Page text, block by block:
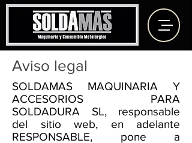
Aviso legal
SOLDAMAS MAQUINARIA Y
ACCESORIOS PARA
SOLDADURA SL, responsable
del sitio web, en adelante
RESPONSABLE, pone a